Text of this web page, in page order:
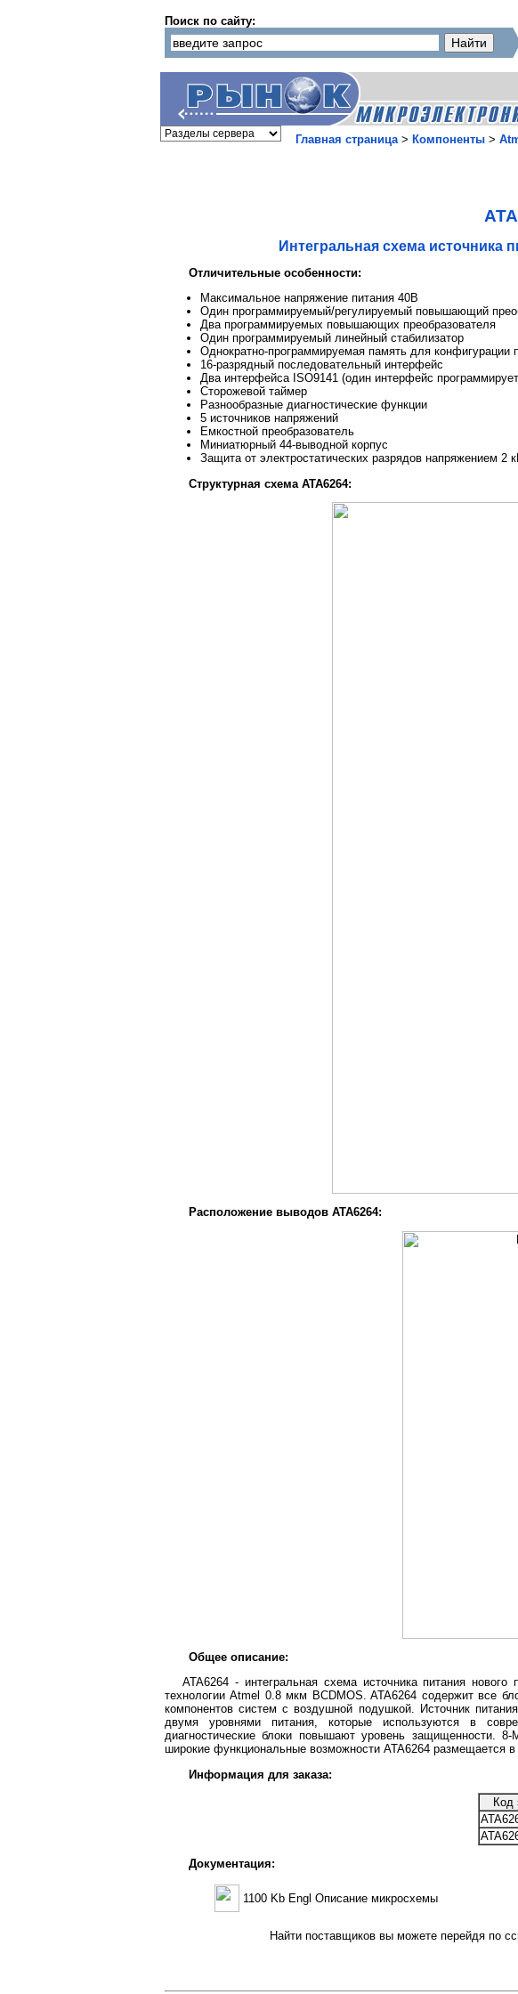
Поиск по сайту:
Главная страница> Компоненты >
Интегральная схема источника
Отличительные особенности:
Максимальное напряжение питания 40В
Один программируемый/регулируемый повышающий
Два программируемых повышающих преобразователя
Один программируемый линейный стабилизатор
Однократно-программируемая память для
16-разрядный последовательный интерфейс
Два интерфейса ISO9141 (один интерфейс
Сторожевой таймер
Разнообразные диагностические функции
5 источников напряжений
Емкостной преобразователь
Миниатюрный 44-выводной корпус
Защита от электростатических разрядов напряжением 2
Структурная схема ATA6264:
Расположение выводов ATA6264:
Общее описание:
ATA6264 - интегральная схема источника питания
технологии Atmel 0.8 мкм BCDMOS. ATA6264 содержит все
компонентов систем с воздушной подушкой. Источник
двумя уровнями питания, которые используются в
диагностические блоки повышают уровень защищенности.
широкие функциональные возможности ATA6264 размещается
Информация для заказа:
Код
Документация:
1100 Kb Engl Описание микросхемы
Найти поставщиков вы можете перейдя по